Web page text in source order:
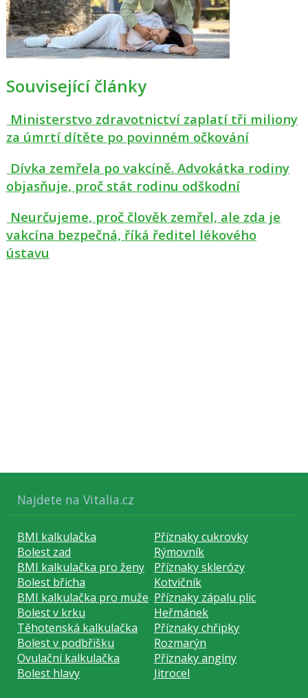
Související články
Ministerstvo zdravotnictví zaplatí tři miliony
za úmrtí dítěte po povinném očkování
Dívka zemřela po vakcíně. Advokátka rodiny
objasňuje, proč stát rodinu odškodní
Neurčujeme, proč člověk zemřel, ale zda je
vakcína bezpečná, říká ředitel lékového
ústavu
Najdete na Vitalia.cz
BMI kalkulačka
Příznaky cukrovky
Bolest zad
Rýmovník
BMI kalkulačka pro ženy
Příznaky sklerózy
Bolest břicha
Kotvičník
BMI kalkulačka pro muže Příznaky zápalu plic
Bolest v krku
Heřmánek
Těhotenská kalkulačka
Příznaky chřipky
Bolest v podbřišku
Rozmarýn
Ovulační kalkulačka
Příznaky angíny
Bolest hlavy
Jitrocel